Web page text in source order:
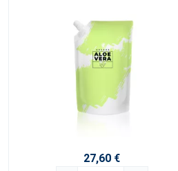
27,60 €